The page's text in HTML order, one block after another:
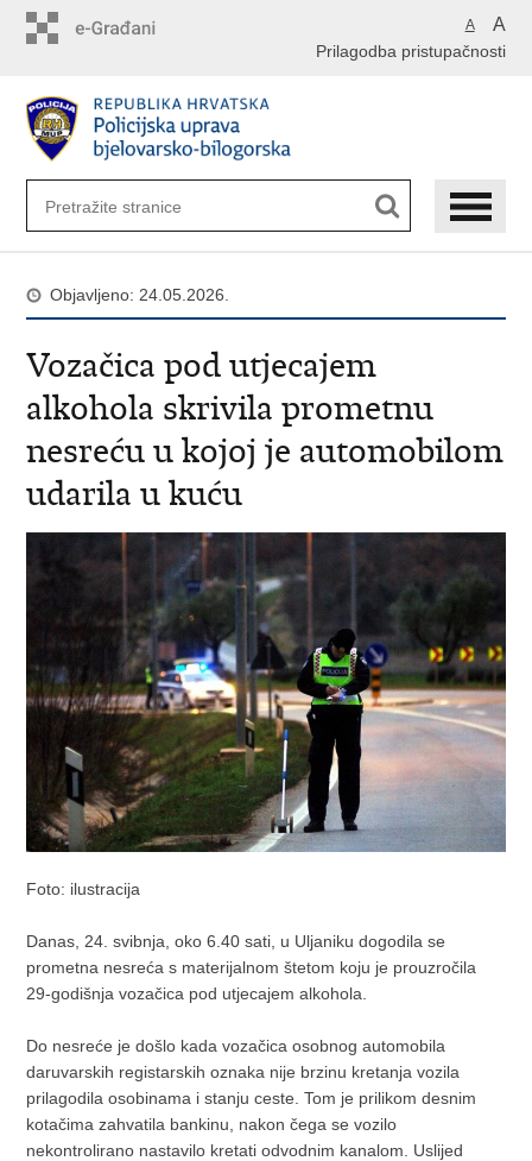
A A
Prilagodba pristupačnosti
Objavljeno: 24.05.2026.
Vozačica pod utjecajem
alkohola skrivila prometnu
nesreću u kojoj je automobilom
udarila u kuću
Foto: ilustracija
Danas, 24. svibnja, oko 6.40 sati, u Uljaniku dogodila se
prometna nesreća s materijalnom štetom koju je prouzročila
29-godišnja vozačica pod utjecajem alkohola.
Do nesreće je došlo kada vozačica osobnog automobila
daruvarskih registarskih oznaka nije brzinu kretanja vozila
prilagodila osobinama i stanju ceste. Tom je prilikom desnim
kotačima zahvatila bankinu, nakon čega se vozilo
nekontrolirano nastavilo kretati odvodnim kanalom. Uslijed